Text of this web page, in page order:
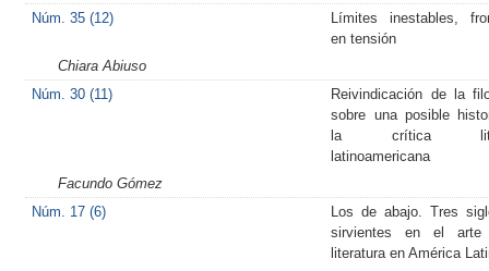
Núm. 35 (12)
Límites inestables,
en tensión
Chiara Abiuso
Núm. 30 (11)
Reivindicación de la
sobre una posible
la crítica
latinoamericana
Facundo Gómez
Núm. 17 (6)
Los de abajo. Tres
sirvientes en el
literatura en América